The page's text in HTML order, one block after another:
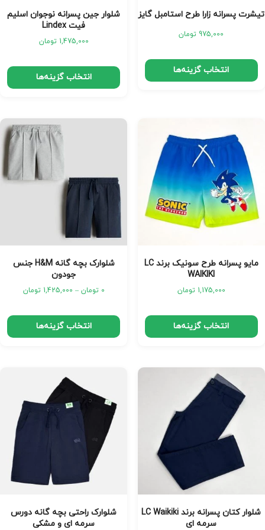
تیشرت پسرانه زارا طرح استامبل گایز
975,000 تومان
انتخاب گزینه‌ها
شلوار جین پسرانه نوجوان اسلیم
فیت Lindex
1,475,000 تومان
انتخاب گزینه‌ها
مایو پسرانه طرح سونیک برند LC
WAIKIKI
1,175,000 تومان
انتخاب گزینه‌ها
شلوارک بچه گانه H&M جنس
جودون
0 تومان –
1,425,000 تومان
انتخاب گزینه‌ها
شلوار کتان پسرانه برند LC Waikiki
سرمه ای
شلوارک راحتی بچه گانه دورس
سرمه ای و مشکی